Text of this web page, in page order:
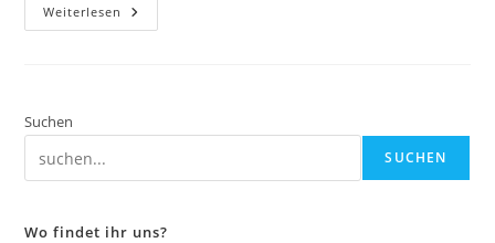
Weiterlesen 17.06.2026
–
Suchen
SUCHEN
Wo findet ihr uns?